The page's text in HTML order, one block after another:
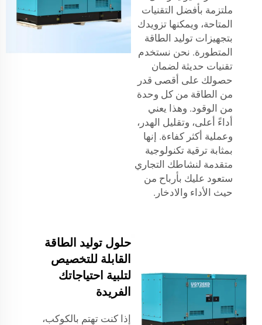
ملتزمة بأفضل التقنيات
المتاحة، ويمكنها تزويدك
بتجهيزات توليد الطاقة
المتطورة. نحن نستخدم
تقنيات حديثة لضمان
حصولك على أقصى قدر
من الطاقة من كل وحدة
من الوقود. وهذا يعني
أداءً أعلى، وتقليل الهدر،
وعملية أكثر كفاءة. إنها
بمثابة ترقية تكنولوجية
متقدمة لنشاطك التجاري
ستعود عليك بأرباح من
حيث الأداء والادخار.
حلول توليد الطاقة
القابلة للتخصيص
لتلبية احتياجاتك
الفريدة
إذا كنت تهتم بالكوكب،